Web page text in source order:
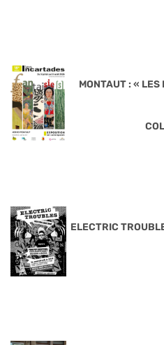
MONTAUT : « LES
ELECTRIC